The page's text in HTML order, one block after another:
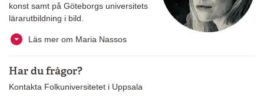
konst samt på Göteborgs universitets
lärarutbildning i bild.
Läs mer om Maria Nassos
Har du frågor?
Kontakta Folkuniversitetet i Uppsala